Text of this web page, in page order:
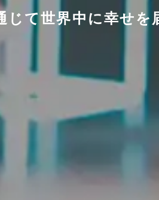
じて世界中に幸せを